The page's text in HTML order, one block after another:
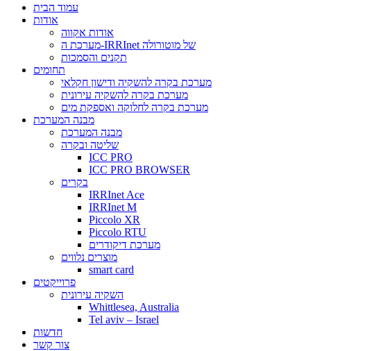
עמוד הבית
אודות
אודות אקווה
מערכת ה-IRRInet של מוטורולה
תקנים והסמכות
תחומים
מערכת בקרה להשקיה ודישון חקלאי
מערכת בקרה להשקיה עירונית
מערכת בקרה לחלוקה ואספקת מים
מבנה המערכת
מבנה המערכת
שליטה ובקרה
ICC PRO
ICC PRO BROWSER
בקרים
IRRInet Ace
IRRInet M
Piccolo XR
Piccolo RTU
מערכת דיקודרים
מוצרים נלווים
smart card
פרוייקטים
השקיה עירונית
Whittlesea, Australia
Tel aviv – Israel
חדשות
צור קשר